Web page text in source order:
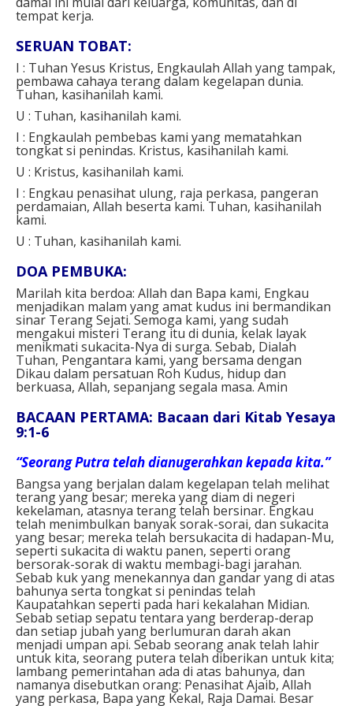
tempat kerja.
SERUAN TOBAT:
I : Tuhan Yesus Kristus, Engkaulah Allah yang tampak,
pembawa cahaya terang dalam kegelapan dunia.
Tuhan, kasihanilah kami.
U : Tuhan, kasihanilah kami.
I : Engkaulah pembebas kami yang mematahkan
tongkat si penindas. Kristus, kasihanilah kami.
U : Kristus, kasihanilah kami.
I : Engkau penasihat ulung, raja perkasa, pangeran
perdamaian, Allah beserta kami.Tuhan, kasihanilah
kami.
U : Tuhan, kasihanilah kami.
DOA PEMBUKA:
Marilah kita berdoa: Allah dan Bapa kami, Engkau
menjadikan malam yang amat kudus ini bermandikan
sinar Terang Sejati. Semoga kami, yang sudah
mengakui misteri Terang itu di dunia, kelak layak
menikmati sukacita-Nya di surga. Sebab, Dialah
Tuhan, Pengantara kami, yang bersama dengan
Dikau dalam persatuan Roh Kudus, hidup dan
berkuasa, Allah, sepanjang segala masa.Amin
BACAAN PERTAMA: Bacaan dari Kitab Yesaya
9:1-6
“Seorang Putra telah dianugerahkan kepada kita.”
Bangsa yang berjalan dalam kegelapan telah melihat
terang yang besar; mereka yang diam di negeri
kekelaman, atasnya terang telah bersinar. Engkau
telah menimbulkan banyak sorak-sorai, dan sukacita
yang besar; mereka telah bersukacita di hadapan-Mu,
seperti sukacita di waktu panen, seperti orang
bersorak-sorak di waktu membagi-bagi jarahan.
Sebab kuk yang menekannya dan gandar yang di atas
bahunya serta tongkat si penindas telah
Kaupatahkan seperti pada hari kekalahan Midian.
Sebab setiap sepatu tentara yang berderap-derap
dan setiap jubah yang berlumuran darah akan
menjadi umpan api. Sebab seorang anak telah lahir
untuk kita, seorang putera telah diberikan untuk kita;
lambang pemerintahan ada di atas bahunya, dan
namanya disebutkan orang: Penasihat Ajaib, Allah
yang perkasa, Bapa yang Kekal, Raja Damai. Besar